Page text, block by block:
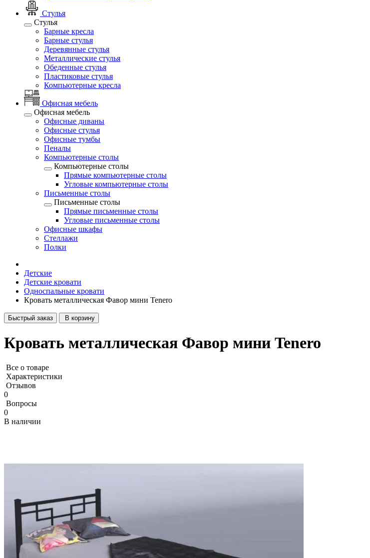
Стулья
Стулья
Барные кресла
Барные стулья
Деревянные стулья
Металлические стулья
Обеденные стулья
Пластиковые стулья
Компьютерные кресла
Офисная мебель
Офисная мебель
Офисные диваны
Офисные стулья
Офисные тумбы
Пеналы
Компьютерные столы
Компьютерные столы
Прямые компьютерные столы
Угловые компьютерные столы
Письменные столы
Письменные столы
Прямые письменные столы
Угловые письменные столы
Офисные шкафы
Стеллажи
Полки
Детские
Детские кровати
Односпальные кровати
Кровать металлическая Фавор мини Tenero
Быстрый заказ В корзину
Кровать металлическая Фавор мини Tenero
Все о товаре
Характеристики
Отзывов
0
Вопросы
0
В наличии